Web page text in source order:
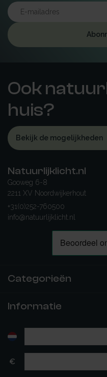
Ook
huis?
Bekijk de mogelijkheden
Natuurlijklicht.nl
Gooweg 6-8
2211 XV Noordwijkerhout
+31(0)252-760500
info@natuurlijklicht.nl
Categorieën
Informatie
€